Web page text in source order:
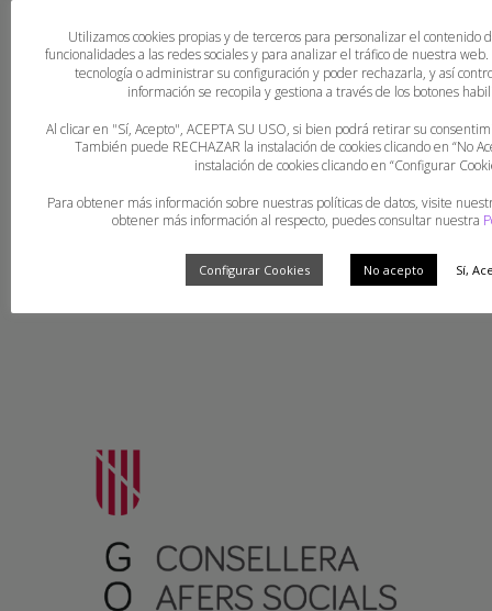
Bon Nadal! Salut!
Utilizamos cookies propias y de terceros para personalizar el contenido
funcionalidades a las redes sociales y para analizar el tráfico de nuestra
tecnología o administrar su configuración y poder rechazarla, y así
información se recopila y gestiona a través de los botones
Al clicar en "Sí, Acepto", ACEPTA SU USO, si bien podrá retirar su
También puede RECHAZAR la instalación de cookies clicando en “No
instalación de cookies clicando en “Configurar
Para obtener más información sobre nuestras políticas de datos, visite
obtener más información al respecto, puedes consultar nuestra
Configurar Cookies No acepto Sí,